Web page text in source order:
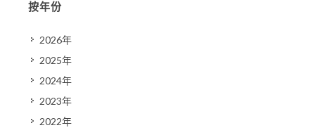
按年份
2026年
2025年
2024年
2023年
2022年